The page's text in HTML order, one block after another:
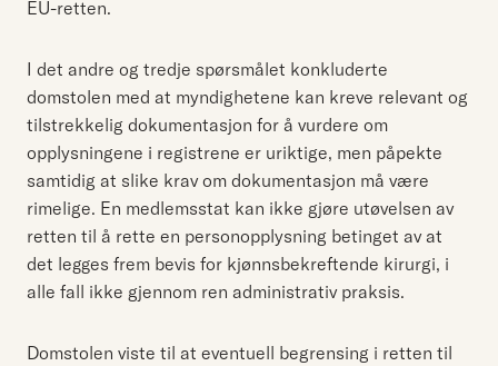
EU-retten.
I det andre og tredje spørsmålet konkluderte
domstolen med at myndighetene kan kreve relevant og
tilstrekkelig dokumentasjon for å vurdere om
opplysningene i registrene er uriktige, men påpekte
samtidig at slike krav om dokumentasjon må være
rimelige. En medlemsstat kan ikke gjøre utøvelsen av
retten til å rette en personopplysning betinget av at
det legges frem bevis for kjønnsbekreftende kirurgi, i
alle fall ikke gjennom ren administrativ praksis.
Domstolen viste til at eventuell begrensing i retten til